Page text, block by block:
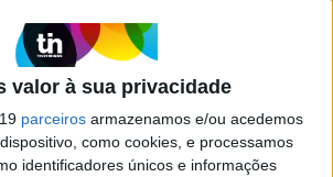
valor à sua privacidade
parceiros armazenamos e/ou acedemos
como cookies, e processamos
identificadores únicos e informações
verdade. Não
coisas por estratégia,
faz parte da minha
essência”